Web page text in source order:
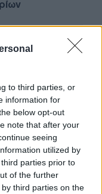
to third parties, or
information for
below opt-out
note that after your
seeing
utilized by
parties prior to
of the further
third parties on the
07:10
07:31
4
10 δηλώνουν
τζίρο κάτω από
ευρώ